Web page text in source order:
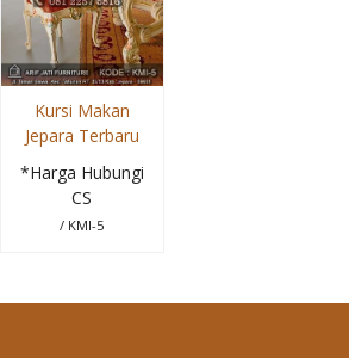
Kursi Makan
Jepara Terbaru
*Harga Hubungi
CS
/ KMI-5